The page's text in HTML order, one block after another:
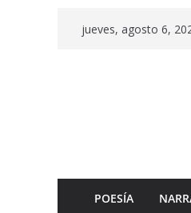
jueves, agosto 6,
POESÍA